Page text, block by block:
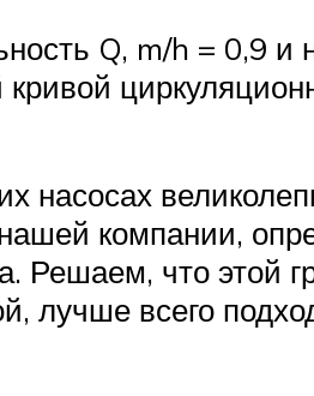
Q, m/h = 0,9 и
насосах
компании,
Решаем, что этой
лучше всего